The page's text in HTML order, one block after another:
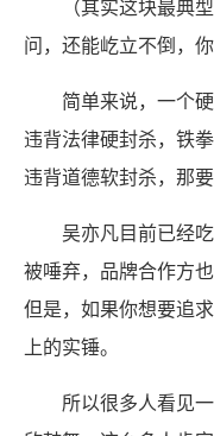
（其实这块最典
问，还能屹立不倒，
简单来说，一个
违背法律硬封杀，铁
违背道德软封杀，那
吴亦凡目前已经
被唾弃，品牌合作方也
但是，如果你想要追
上的实锤。
所以很多人看见